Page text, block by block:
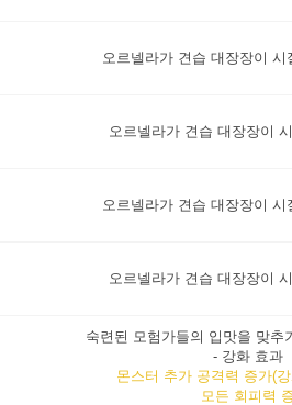
오르넬라가 견습 대장장이 시
오르넬라가 견습 대장장이
오르넬라가 견습 대장장이 시
오르넬라가 견습 대장장이
숙련된 모험가들의 입맛을 맞추
- 강화 효과
몬스터 추가 공격력 증가(
모든 회피력